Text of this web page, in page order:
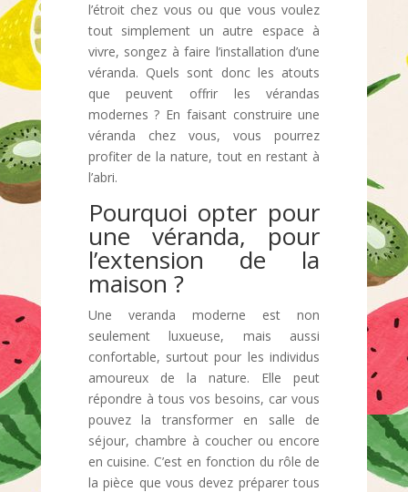
l’étroit chez vous ou que vous voulez
tout simplement un autre espace à
vivre, songez à faire l’installation d’une
véranda. Quels sont donc les atouts
que peuvent offrir les vérandas
modernes ? En faisant construire une
véranda chez vous, vous pourrez
profiter de la nature, tout en restant à
l’abri.
Pourquoi opter pour
une véranda, pour
l’extension de la
maison ?
Une veranda moderne est non
seulement luxueuse, mais aussi
confortable, surtout pour les individus
amoureux de la nature. Elle peut
répondre à tous vos besoins, car vous
pouvez la transformer en salle de
séjour, chambre à coucher ou encore
en cuisine. C’est en fonction du rôle de
la pièce que vous devez préparer tous